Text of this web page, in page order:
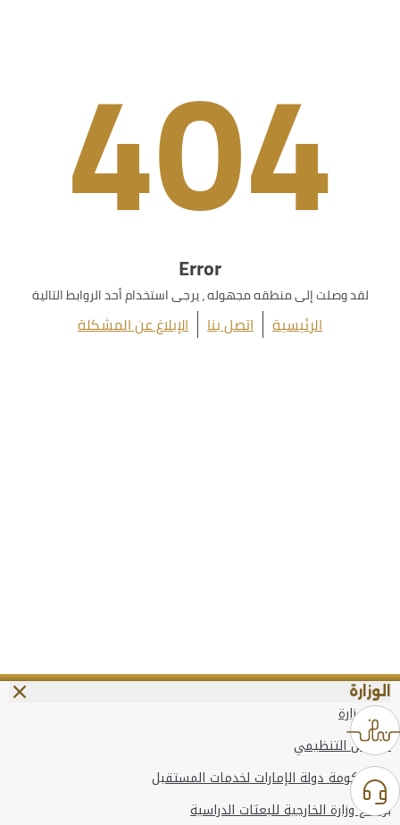
404
Error
لقد وصلت إلى منطقه مجهوله ، يرجى استخدام أحد الروابط التالية
الرئيسية اتصل بنا الإبلاغ عن المشكلة
الوزارة
عن الوزارة
الهيكل التنظيمي
وعد حكومة دولة الإمارات لخدمات المستقبل
برنامج وزارة الخارجية للبعثات الدراسية